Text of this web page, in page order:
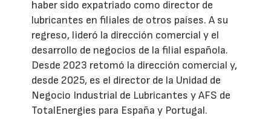
haber sido expatriado como director de
lubricantes en filiales de otros países. A su
regreso, lideró la dirección comercial y el
desarrollo de negocios de la filial española.
Desde 2023 retomó la dirección comercial y,
desde 2025, es el director de la Unidad de
Negocio Industrial de Lubricantes y AFS de
TotalEnergies para España y Portugal.